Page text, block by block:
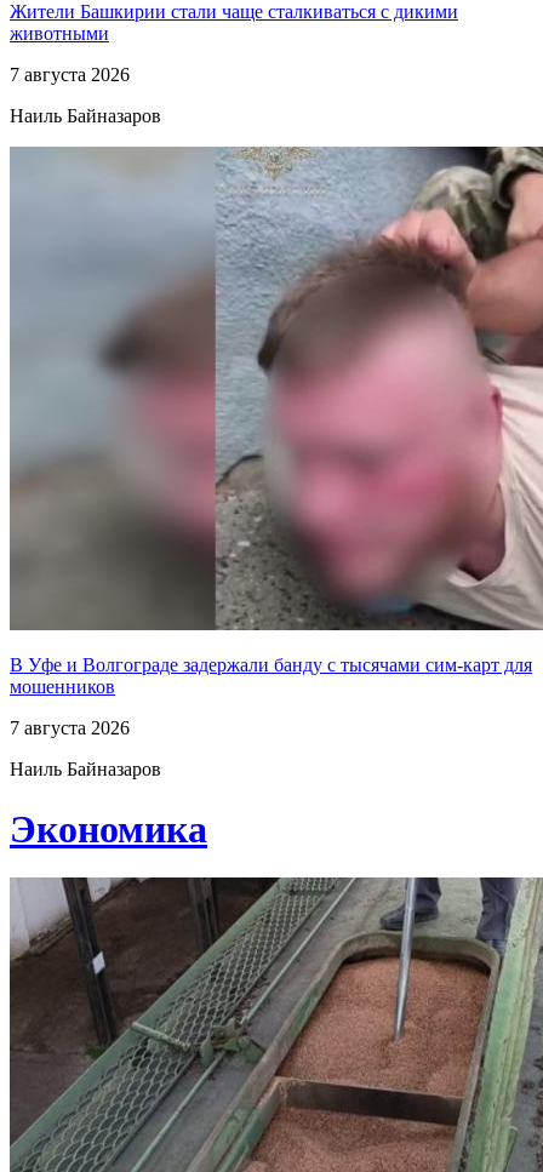
Жители Башкирии стали чаще сталкиваться с дикими
животными
7 августа 2026
Наиль Байназаров
В Уфе и Волгограде задержали банду с тысячами сим-карт для
мошенников
7 августа 2026
Наиль Байназаров
Экономика